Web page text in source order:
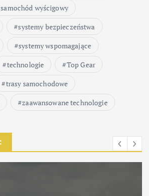
samochód wyścigowy
systemy bezpieczeństwa
systemy wspomagające
technologie
Top Gear
trasy samochodowe
zaawansowane technologie